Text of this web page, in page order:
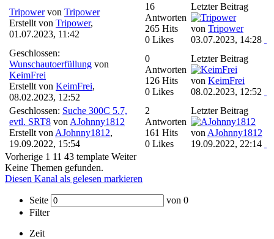
Tripower von Tripower
Erstellt von Tripower,
01.07.2023, 11:42
16
Antworten
265 Hits
0 Likes
Letzter Beitrag
von Tripower
03.07.2023, 14:28
Geschlossen:
Wunschautoerfüllung von
KeimFrei
Erstellt von KeimFrei,
08.02.2023, 12:52
0
Antworten
126 Hits
0 Likes
Letzter Beitrag
von KeimFrei
08.02.2023, 12:52
Geschlossen: Suche 300C 5.7,
evtl. SRT8 von AJohnny1812
Erstellt von AJohnny1812,
19.09.2022, 15:54
2
Antworten
161 Hits
0 Likes
Letzter Beitrag
von AJohnny1812
19.09.2022, 22:14
Vorherige 1 11 43 template Weiter
Keine Themen gefunden.
Diesen Kanal als gelesen markieren
Seite von 0
Filter
Zeit